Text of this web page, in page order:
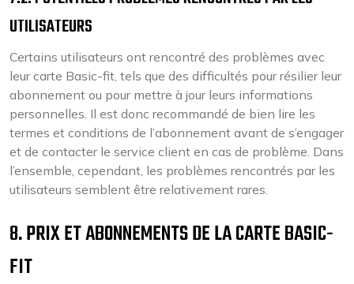
UTILISATEURS
Certains utilisateurs ont rencontré des problèmes avec
leur carte Basic-fit, tels que des difficultés pour résilier leur
abonnement ou pour mettre à jour leurs informations
personnelles. Il est donc recommandé de bien lire les
termes et conditions de l’abonnement avant de s’engager
et de contacter le service client en cas de problème. Dans
l’ensemble, cependant, les problèmes rencontrés par les
utilisateurs semblent être relativement rares.
8. PRIX ET ABONNEMENTS DE LA CARTE BASIC-
FIT